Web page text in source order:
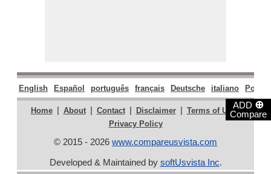
ADD ⊕
Compare
English Español português français Deutsche italiano
Home | About | Contact | Disclaimer | Terms of Use |
Privacy Policy
© 2015 - 2026 www.compareusvista.com
Developed & Maintained by softUsvista Inc.